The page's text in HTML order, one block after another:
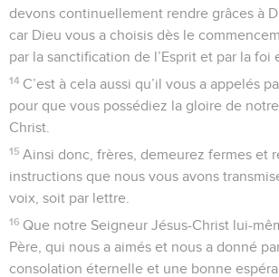
devons continuellement rendre grâces à
car Dieu vous a choisis dès le
par la sanctification de l’Esprit et par la foi
14 C’est à cela aussi qu’il vous a appelés
pour que vous possédiez la gloire de
Christ.
15 Ainsi donc, frères, demeurez fermes et
instructions que nous vous avons
voix, soit par lettre.
16 Que notre Seigneur Jésus-Christ lui-
Père, qui nous a aimés et nous a donné
consolation éternelle et une bonne